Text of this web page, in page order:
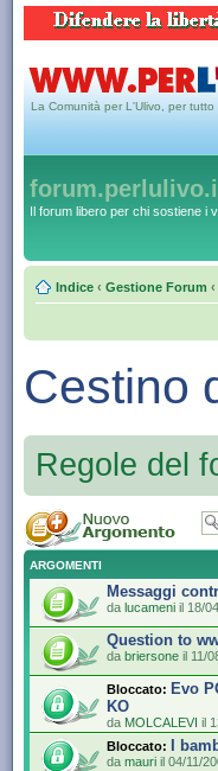
La Comunità per L'Ulivo, per tutto
Il forum libero per chi sostiene i
Indice ‹ Gestione Forum ‹
Cestino
Regole del
ARGOMENTI
Messaggi
da lucameni il 18/
Question to
da briersone il 11/
Bloccato: Evo
KO
da MOLCALEVI il
Bloccato: I
da mauri il 04/11/